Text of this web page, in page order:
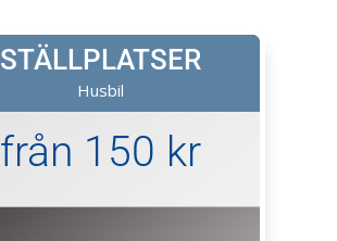
STÄLLPLATSER
Husbil
från 150 kr